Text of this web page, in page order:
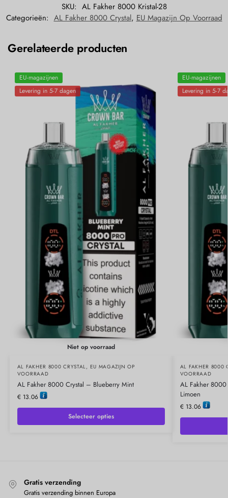
SKU: AL Fakher 8000 Kristal-28
Categorieën: AL Fakher 8000 Crystal, EU Magazijn Op Voorraad
Gerelateerde producten
EU-magazijnen
Levering in 5-7 dagen
Niet op voorraad
AL FAKHER 8000 CRYSTAL, EU MAGAZIJN OP
VOORRAAD
AL Fakher 8000 Crystal – Blueberry Mint
€13.06
Selecteer opties
EU-magazijnen
Levering in 5-7
AL FAKHER 8000
VOORRAAD
AL Fakher 8000
Limoen
€13.06
Gratis verzending
Gratis verzending binnen Europa